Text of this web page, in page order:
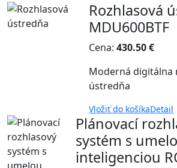
Rozhlasová
MDU600BTF
Cena:430.50 €
Moderná digitálna
ústredňa
Vložiť do košíkaDetail
Plánovací
systém s
inteligenciou